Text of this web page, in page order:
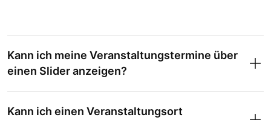
Kann ich meine Veranstaltungstermine über
einen Slider anzeigen?
Kann ich einen Veranstaltungsort